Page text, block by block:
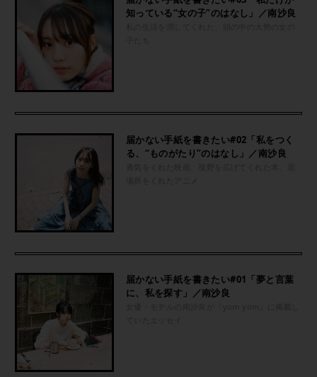
知っている“女の子”のはなし」／南沙良
届かない手紙を書きたい#02「私をつく
る、“ものがたり”のはなし」／南沙良
届かない手紙を書きたい#01「夢と言葉
に、私を探す」／南沙良